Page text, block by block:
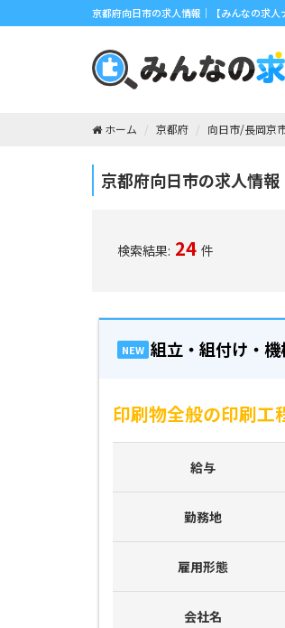
京都府向日市の求人情報｜【みんなの求人
ホーム 京都府 向日市/長岡京
京都府向日市の求人情
検索結果: 24 件
NEW 組立・組付け・
印刷物全般の印刷
給与
勤務地
雇用形態
会社名